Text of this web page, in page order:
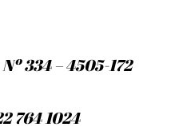
334 – 4505-172
764 1024